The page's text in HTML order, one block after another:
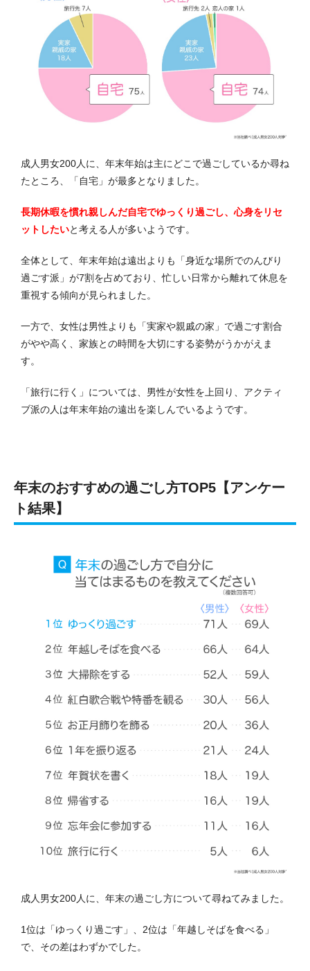
成人男女200人に、年末年始は主にどこで過ごしているか尋ね
たところ、「自宅」が最多となりました。
長期休暇を慣れ親しんだ自宅でゆっくり過ごし、心身をリセ
ットしたいと考える人が多いようです。
全体として、年末年始は遠出よりも「身近な場所でのんびり
過ごす派」が7割を占めており、忙しい日常から離れて休息を
重視する傾向が見られました。
一方で、女性は男性よりも「実家や親戚の家」で過ごす割合
がやや高く、家族との時間を大切にする姿勢がうかがえま
す。
「旅行に行く」については、男性が女性を上回り、アクティ
ブ派の人は年末年始の遠出を楽しんでいるようです。
年末のおすすめの過ごし方TOP5【アンケー
ト結果】
成人男女200人に、年末の過ごし方について尋ねてみました。
1位は「ゆっくり過ごす」、2位は「年越しそばを食べる」
で、その差はわずかでした。